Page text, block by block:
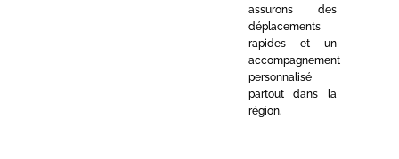
assurons des
déplacements
rapides et un
accompagnement
personnalisé
partout dans la
région.